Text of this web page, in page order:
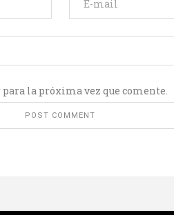
la próxima vez que comente.